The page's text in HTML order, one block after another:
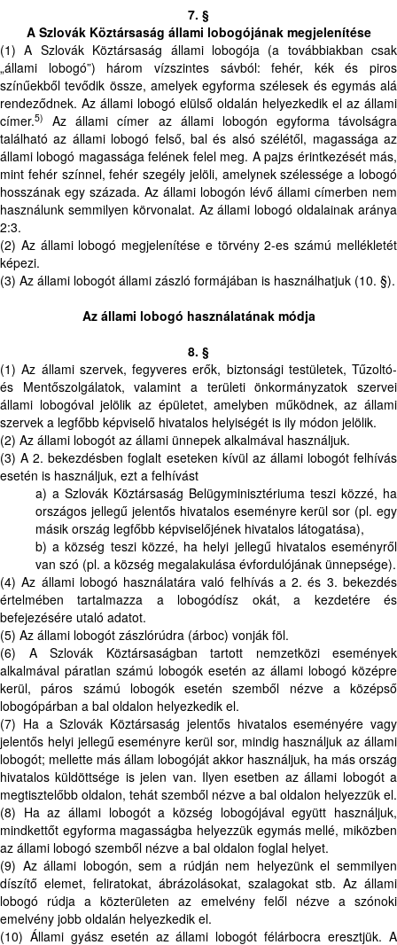
7. §
A Szlovák Köztársaság állami lobogójának megjelenítése
(1) A Szlovák Köztársaság állami lobogója (a továbbiakban csak
„állami lobogó”) három vízszintes sávból: fehér, kék és piros
színűekből tevődik össze, amelyek egyforma szélesek és egymás alá
rendeződnek. Az állami lobogó elülső oldalán helyezkedik el az állami
címer.5)
Az állami címer az állami lobogón egyforma távolságra
található az állami lobogó felső, bal és alsó szélétől, magassága az
állami lobogó magassága felének felel meg. A pajzs érintkezését más,
mint fehér színnel, fehér szegély jelöli, amelynek szélessége a lobogó
hosszának egy százada. Az állami lobogón lévő állami címerben nem
használunk semmilyen körvonalat. Az állami lobogó oldalainak aránya
2:3.
(2) Az állami lobogó megjelenítése e törvény 2-es számú mellékletét
képezi.
(3) Az állami lobogót állami zászló formájában is használhatjuk (10. §).
Az állami lobogó használatának módja
8. §
(1) Az állami szervek, fegyveres erők, biztonsági testületek, Tűzoltó-
és Mentőszolgálatok, valamint a területi önkormányzatok szervei
állami lobogóval jelölik az épületet, amelyben működnek, az állami
szervek a legfőbb képviselő hivatalos helyiségét is ily módon jelölik.
(2) Az állami lobogót az állami ünnepek alkalmával használjuk.
(3) A 2. bekezdésben foglalt eseteken kívül az állami lobogót felhívás
esetén is használjuk, ezt a felhívást
a) a Szlovák Köztársaság Belügyminisztériuma teszi közzé, ha
országos jellegű jelentős hivatalos eseményre kerül sor (pl. egy
másik ország legfőbb képviselőjének hivatalos látogatása),
b) a község teszi közzé, ha helyi jellegű hivatalos eseményről
van szó (pl. a község megalakulása évfordulójának ünnepsége).
(4) Az állami lobogó használatára való felhívás a 2. és 3. bekezdés
értelmében tartalmazza a lobogódísz okát, a kezdetére és
befejezésére utaló adatot.
(5) Az állami lobogót zászlórúdra (árboc) vonják föl.
(6) A Szlovák Köztársaságban tartott nemzetközi események
alkalmával páratlan számú lobogók esetén az állami lobogó középre
kerül, páros számú lobogók esetén szemből nézve a középső
lobogópárban a bal oldalon helyezkedik el.
(7) Ha a Szlovák Köztársaság jelentős hivatalos eseményére vagy
jelentős helyi jellegű eseményre kerül sor, mindig használjuk az állami
lobogót; mellette más állam lobogóját akkor használjuk, ha más ország
hivatalos küldöttsége is jelen van. Ilyen esetben az állami lobogót a
megtisztelőbb oldalon, tehát szemből nézve a bal oldalon helyezzük el.
(8) Ha az állami lobogót a község lobogójával együtt használjuk,
mindkettőt egyforma magasságba helyezzük egymás mellé, miközben
az állami lobogó szemből nézve a bal oldalon foglal helyet.
(9) Az állami lobogón, sem a rúdján nem helyezünk el semmilyen
díszítő elemet, feliratokat, ábrázolásokat, szalagokat stb. Az állami
lobogó rúdja a közterületen az emelvény felől nézve a szónoki
emelvény jobb oldalán helyezkedik el.
(10) Állami gyász esetén az állami lobogót félárbocra eresztjük. A